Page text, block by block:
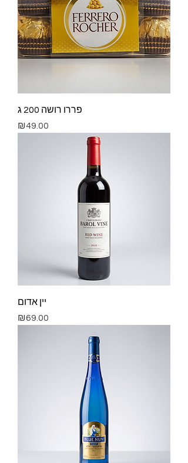
פררו רושה 200 ג
Price
₪49.00
יין אדום
Price
₪69.00